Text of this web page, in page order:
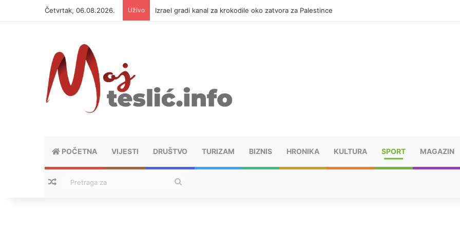
Četvrtak, 06.08.2026. Uživo Izrael gradi kanal za krokodile oko zatvora za Palestince
POČETNA VIJESTI DRUŠTVO TURIZAM BIZNIS HRONIKA KULTURA SPORT MAGAZIN
Nasumični tekstovi